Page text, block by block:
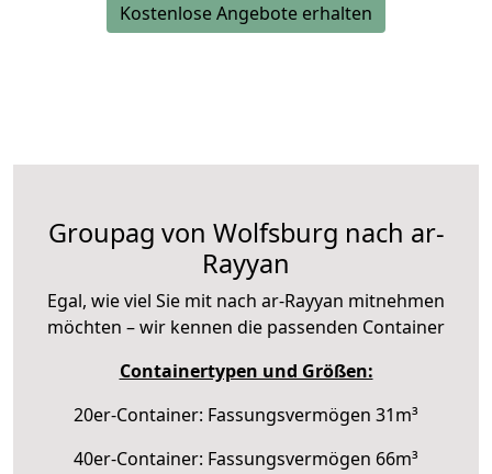
Kostenlose Angebote erhalten
Groupag von Wolfsburg nach ar-
Rayyan
Egal, wie viel Sie mit nach ar-Rayyan mitnehmen
möchten – wir kennen die passenden Container
Containertypen und Größen:
20er-Container: Fassungsvermögen 31m³
40er-Container: Fassungsvermögen 66m³